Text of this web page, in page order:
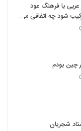
با فرهنگ عود
شود چه اتفاقی می
چین بودم
شجریان